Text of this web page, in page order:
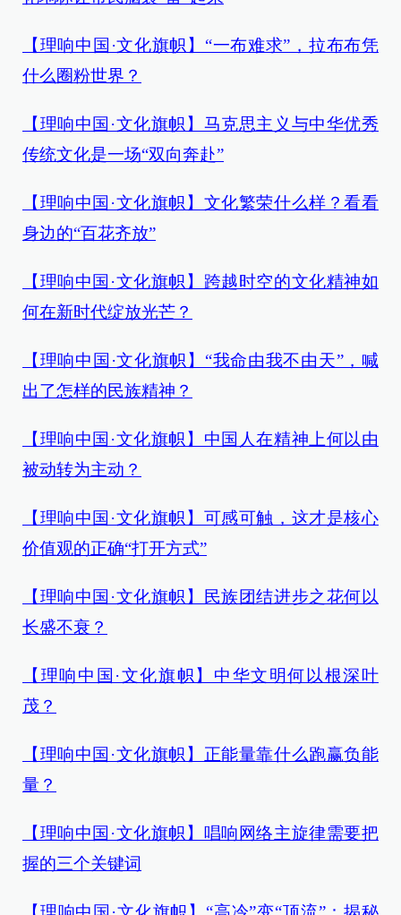
【理响中国·文化旗帜】“一布难求”，拉布布凭
什么圈粉世界？
【理响中国·文化旗帜】马克思主义与中华优秀
传统文化是一场“双向奔赴”
【理响中国·文化旗帜】文化繁荣什么样？看看
身边的“百花齐放”
【理响中国·文化旗帜】跨越时空的文化精神如
何在新时代绽放光芒？
【理响中国·文化旗帜】“我命由我不由天”，喊
出了怎样的民族精神？
【理响中国·文化旗帜】中国人在精神上何以由
被动转为主动？
【理响中国·文化旗帜】可感可触，这才是核心
价值观的正确“打开方式”
【理响中国·文化旗帜】民族团结进步之花何以
长盛不衰？
【理响中国·文化旗帜】中华文明何以根深叶
茂？
【理响中国·文化旗帜】正能量靠什么跑赢负能
量？
【理响中国·文化旗帜】唱响网络主旋律需要把
握的三个关键词